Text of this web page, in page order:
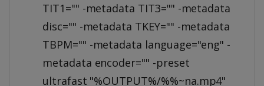
TIT1="" -metadata TIT3="" -metadata
disc="" -metadata TKEY="" -metadata
TBPM="" -metadata language="eng" -
metadata encoder="" -preset
ultrafast "%OUTPUT%/%%~na.mp4"